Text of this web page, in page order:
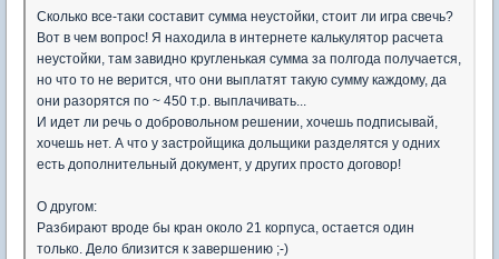
Сколько все-таки составит сумма неустойки, стоит ли игра свечь?
Вот в чем вопрос! Я находила в интернете калькулятор расчета
неустойки, там завидно кругленькая сумма за полгода получается,
но что то не верится, что они выплатят такую сумму каждому, да
они разорятся по ~ 450 т.р. выплачивать...
И идет ли речь о добровольном решении, хочешь подписывай,
хочешь нет. А что у застройщика дольщики разделятся у одних
есть дополнительный документ, у других просто договор!
О другом:
Разбирают вроде бы кран около 21 корпуса, остается один
только. Дело близится к завершению ;-)